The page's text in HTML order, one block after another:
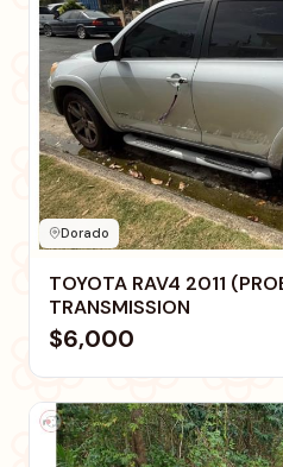
Dorado
TOYOTA RAV4 2011 (PROBLEMAS DE
TRANSMISSION
$6,000